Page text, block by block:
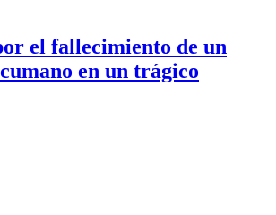
el fallecimiento de un
en un trágico